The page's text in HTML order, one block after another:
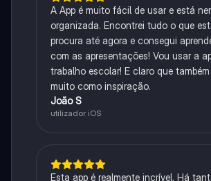
A App é muito fácil de usar e está
organizada. Encontrei tudo o que
procura até agora e consegui
com as apresentações! Vou usar a
trabalho escolar! E claro que
muito como inspiração.
João S
utilizador iOS
Esta app é realmente incrível. Há